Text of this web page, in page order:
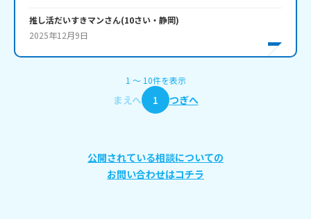
推し活だいすきマンさん(10さい・ 静岡)
2025年12月9日
1 〜 10件を表示
まえへ 1 つぎへ
公開されている相談についての
お問い合わせはコチラ